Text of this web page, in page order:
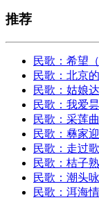
推荐
民歌：希望
民歌：北京
民歌：姑娘
民歌：我爱
民歌：采莲
民歌：彝家
民歌：走过
民歌：桔子
民歌：潮头
民歌：洱海